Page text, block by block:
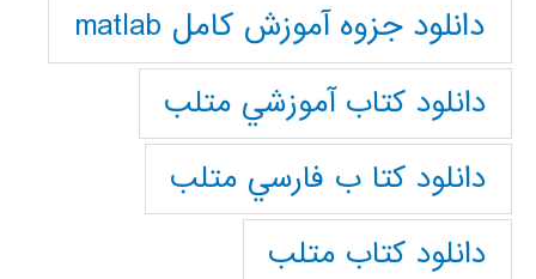
دانلود جزوه آموزش کامل matlab
دانلود كتاب آموزشي متلب
دانلود كتا ب فارسي متلب
دانلود كتاب متلب